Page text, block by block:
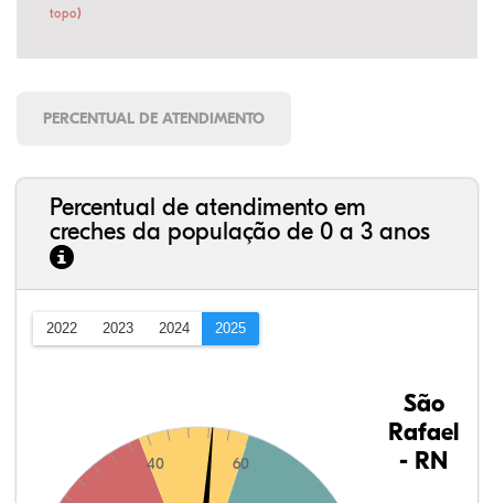
topo)
PERCENTUAL DE ATENDIMENTO
Percentual de atendimento em
creches da população de 0 a 3 anos
2022 2023 2024 2025
40 60
São
Rafael
- RN